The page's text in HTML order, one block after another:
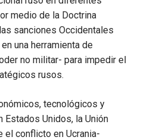
medio de la Doctrina
sanciones Occidentales
una herramienta de
no militar- para impedir el
rusos.
tecnológicos y
Unidos, la Unión
el conflicto en Ucrania-